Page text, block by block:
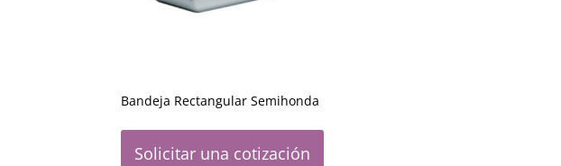
Bandeja Rectangular Semihonda
Solicitar una cotización